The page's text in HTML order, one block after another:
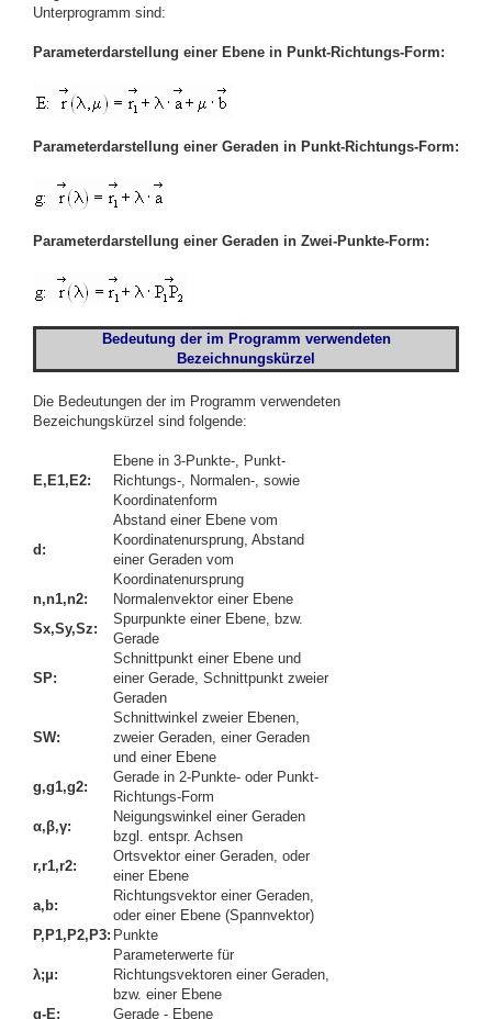
Unterprogramm sind:
Parameterdarstellung einer Ebene in Punkt-Richtungs-Form:
Parameterdarstellung einer Geraden in Punkt-Richtungs-Form:
Parameterdarstellung einer Geraden in Zwei-Punkte-Form:
Bedeutung der im Programm verwendeten
Bezeichnungskürzel
Die Bedeutungen der im Programm verwendeten
Bezeichungskürzel sind folgende:
E,E1,E2:
Ebene in 3-Punkte-, Punkt-
Richtungs-, Normalen-, sowie
Koordinatenform
d:
Abstand einer Ebene vom
Koordinatenursprung, Abstand
einer Geraden vom
Koordinatenursprung
n,n1,n2:
Normalenvektor einer Ebene
Sx,Sy,Sz:
Spurpunkte einer Ebene, bzw.
Gerade
SP:
Schnittpunkt einer Ebene und
einer Gerade, Schnittpunkt zweier
Geraden
SW:
Schnittwinkel zweier Ebenen,
zweier Geraden, einer Geraden
und einer Ebene
g,g1,g2:
Gerade in 2-Punkte- oder Punkt-
Richtungs-Form
α,β,γ:
Neigungswinkel einer Geraden
bzgl. entspr. Achsen
r,r1,r2:
Ortsvektor einer Geraden, oder
einer Ebene
a,b:
Richtungsvektor einer Geraden,
oder einer Ebene (Spannvektor)
P,P1,P2,P3: Punkte
λ;μ:
Parameterwerte für
Richtungsvektoren einer Geraden,
bzw. einer Ebene
g-E:
Gerade - Ebene